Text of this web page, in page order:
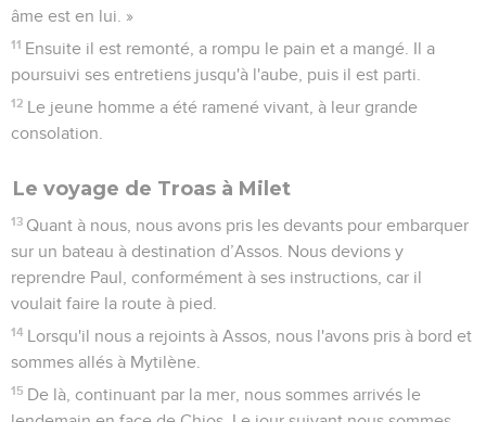
âme est en lui. »
11 Ensuite il est remonté, a rompu le pain et a mangé. Il a
poursuivi ses entretiens jusqu'à l'aube, puis il est parti.
12 Le jeune homme a été ramené vivant, à leur grande
consolation.
Le voyage de Troas à Milet
13 Quant à nous, nous avons pris les devants pour embarquer
sur un bateau à destination d’Assos. Nous devions y
reprendre Paul, conformément à ses instructions, car il
voulait faire la route à pied.
14 Lorsqu'il nous a rejoints à Assos, nous l'avons pris à bord et
sommes allés à Mytilène.
15 De là, continuant par la mer, nous sommes arrivés le